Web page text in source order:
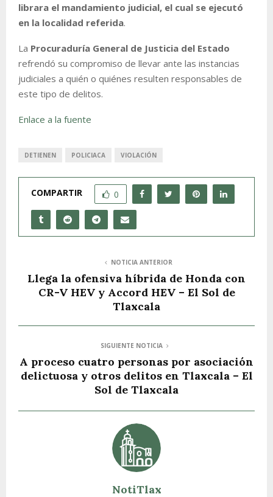
librara el mandamiento judicial, el cual se ejecutó
en la localidad referida.
La Procuraduría General de Justicia del Estado
refrendó su compromiso de llevar ante las instancias
judiciales a quién o quiénes resulten responsables de
este tipo de delitos.
Enlace a la fuente
DETIENEN POLICIACA VIOLACIÓN
COMPARTIR 0
NOTICIA ANTERIOR
Llega la ofensiva híbrida de Honda con
CR-V HEV y Accord HEV – El Sol de
Tlaxcala
SIGUIENTE NOTICIA
A proceso cuatro personas por asociación
delictuosa y otros delitos en Tlaxcala – El
Sol de Tlaxcala
NotiTlax